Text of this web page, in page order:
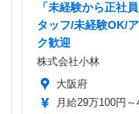
「未経験から正社
タッフ/未経験OK/
ク歓迎
株式会社小林
大阪府
月給29万100円～